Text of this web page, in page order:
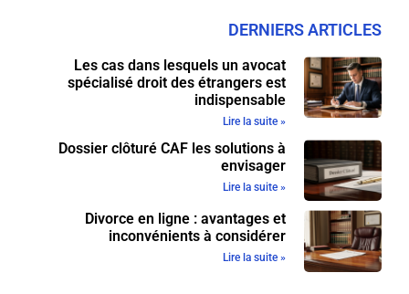
DERNIERS ARTICLES
Les cas dans lesquels un avocat
spécialisé droit des étrangers est
indispensable
Lire la suite »
Dossier clôturé CAF les solutions à
envisager
Lire la suite »
Divorce en ligne : avantages et
inconvénients à considérer
Lire la suite »